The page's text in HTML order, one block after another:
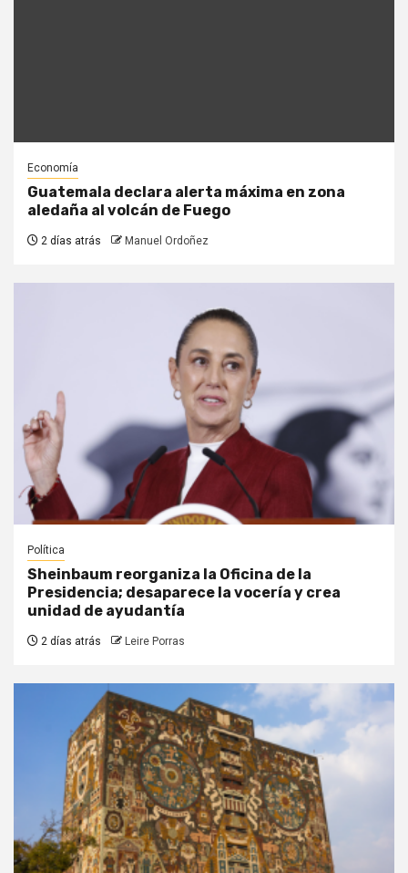
Economía
Guatemala declara alerta máxima en zona
aledaña al volcán de Fuego
2 días atrás Manuel Ordoñez
Política
Sheinbaum reorganiza la Oficina de la
Presidencia; desaparece la vocería y crea
unidad de ayudantía
2 días atrás Leire Porras